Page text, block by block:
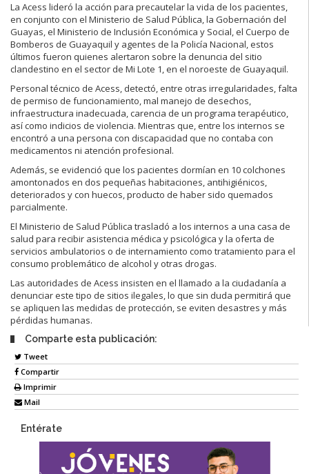
La Acess lideró la acción para precautelar la vida de los pacientes,
en conjunto con el Ministerio de Salud Pública, la Gobernación del
Guayas, el Ministerio de Inclusión Económica y Social, el Cuerpo de
Bomberos de Guayaquil y agentes de la Policía Nacional, estos
últimos fueron quienes alertaron sobre la denuncia del sitio
clandestino en el sector de Mi Lote 1, en el noroeste de Guayaquil.
Personal técnico de Acess, detectó, entre otras irregularidades, falta
de permiso de funcionamiento, mal manejo de desechos,
infraestructura inadecuada, carencia de un programa terapéutico,
así como indicios de violencia. Mientras que, entre los internos se
encontró a una persona con discapacidad que no contaba con
medicamentos ni atención profesional.
Además, se evidenció que los pacientes dormían en 10 colchones
amontonados en dos pequeñas habitaciones, antihigiénicos,
deteriorados y con huecos, producto de haber sido quemados
parcialmente.
El Ministerio de Salud Pública trasladó a los internos a una casa de
salud para recibir asistencia médica y psicológica y la oferta de
servicios ambulatorios o de internamiento como tratamiento para el
consumo problemático de alcohol y otras drogas.
Las autoridades de Acess insisten en el llamado a la ciudadanía a
denunciar este tipo de sitios ilegales, lo que sin duda permitirá que
se apliquen las medidas de protección, se eviten desastres y más
pérdidas humanas.
Comparte esta publicación:
Tweet
Compartir
Imprimir
Mail
Entérate